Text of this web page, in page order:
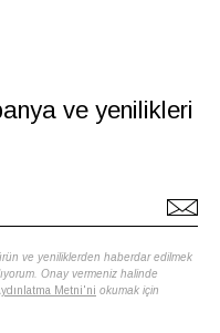
ve yenilikleri
ve yeniliklerden haberdar edilmek
Onay vermeniz halinde
Metni'ni okumak için